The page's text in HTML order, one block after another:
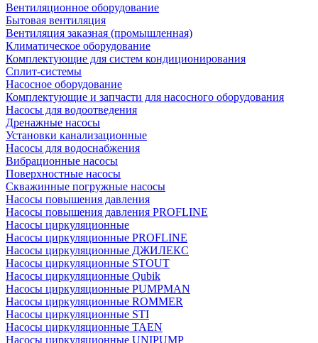
Вентиляционное оборудование
Бытовая вентиляция
Вентиляция заказная (промышленная)
Климатическое оборудование
Комплектующие для систем кондиционирования
Сплит-системы
Насосное оборудование
Комплектующие и запчасти для насосного оборудования
Насосы для водоотведения
Дренажные насосы
Установки канализационные
Насосы для водоснабжения
Вибрационные насосы
Поверхностные насосы
Скважинные погружные насосы
Насосы повышения давления
Насосы повышения давления PROFLINE
Насосы циркуляционные
Насосы циркуляционные PROFLINE
Насосы циркуляционные ДЖИЛЕКС
Насосы циркуляционные STOUT
Насосы циркуляционные Qubik
Насосы циркуляционные PUMPMAN
Насосы циркуляционные ROMMER
Насосы циркуляционные STI
Насосы циркуляционные TAEN
Насосы циркуляционные UNIPUMP